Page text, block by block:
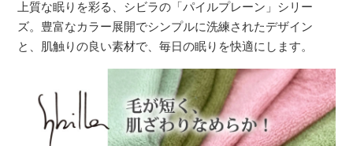
上質な眠りを彩る、シビラの「パイルプレーン」シリー
ズ。豊富なカラー展開でシンプルに洗練されたデザイン
と、肌触りの良い素材で、毎日の眠りを快適にします。